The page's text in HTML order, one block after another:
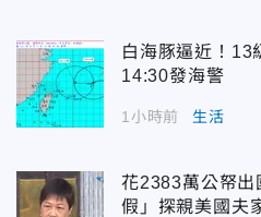
白海豚逼近！
14:30發海警
1小時前 生活
花2383萬公帑
假」探親美國夫